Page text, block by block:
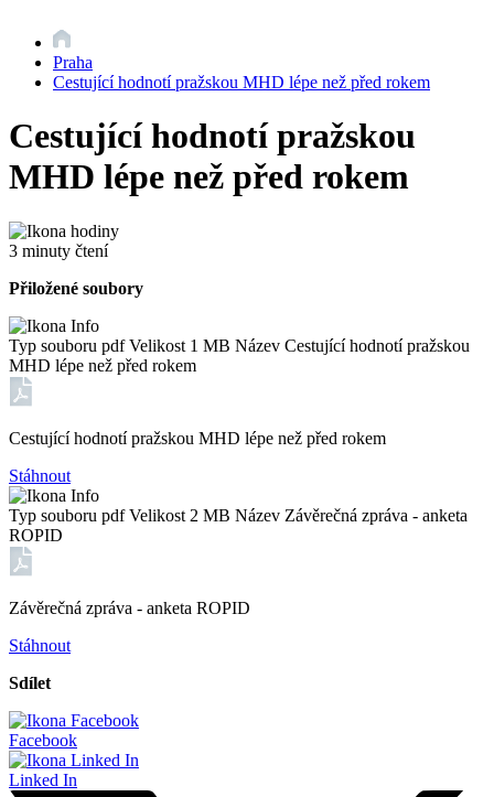
Praha
Cestující hodnotí pražskou MHD lépe než před rokem
Cestující hodnotí pražskou
MHD lépe než před rokem
3 minuty čtení
Přiložené soubory
Typ souboru pdf Velikost 1 MB Název Cestující hodnotí pražskou
MHD lépe než před rokem
Cestující hodnotí pražskou MHD lépe než před rokem
Stáhnout
Typ souboru pdf Velikost 2 MB Název Závěrečná zpráva - anketa
ROPID
Závěrečná zpráva - anketa ROPID
Stáhnout
Sdílet
Facebook
Linked In